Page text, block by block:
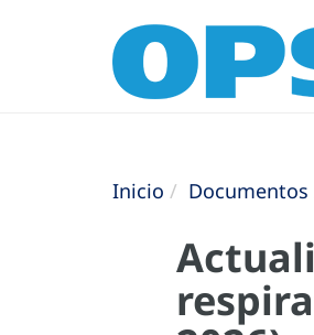
Inicio Documentos